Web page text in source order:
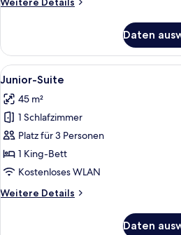
(Grosvenor)
Daten
Alle
Fotos
für
Junior-
Suite
anzeigen
Ein
7
Junior-Suite
45 m²
1 Schlafzimmer
Platz für 3 Personen
1 King-Bett
Kostenloses WLAN
Weitere Details
Weitere
Daten